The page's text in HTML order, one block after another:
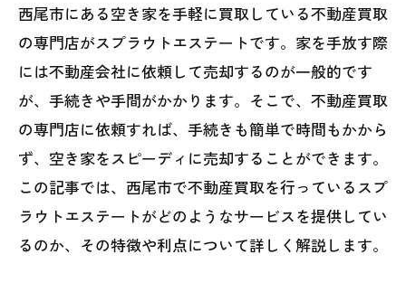
西尾市にある空き家を手軽に買取している不動産買取
の専門店がスプラウトエステートです。家を手放す際
には不動産会社に依頼して売却するのが一般的です
が、手続きや手間がかかります。そこで、不動産買取
の専門店に依頼すれば、手続きも簡単で時間もかから
ず、空き家をスピーディに売却することができます。
この記事では、西尾市で不動産買取を行っているスプ
ラウトエステートがどのようなサービスを提供してい
るのか、その特徴や利点について詳しく解説します。